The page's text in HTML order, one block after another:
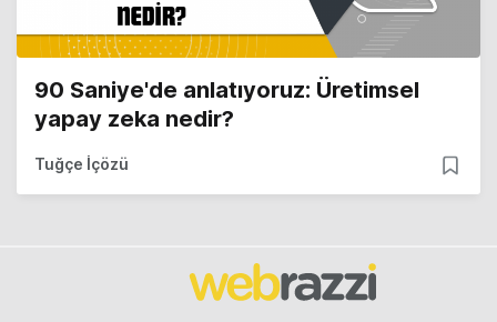
90 Saniye'de anlatıyoruz: Üretimsel
yapay zeka nedir?
Tuğçe İçözü